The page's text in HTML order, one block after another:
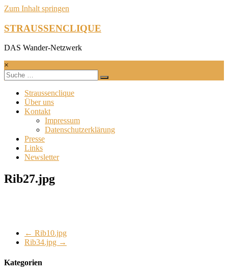
Zum Inhalt springen
STRAUSSENCLIQUE
DAS Wander-Netzwerk
×
Straussenclique
Über uns
Kontakt
Impressum
Datenschutzerklärung
Presse
Links
Newsletter
Rib27.jpg
← Rib10.jpg
Rib34.jpg →
Kategorien